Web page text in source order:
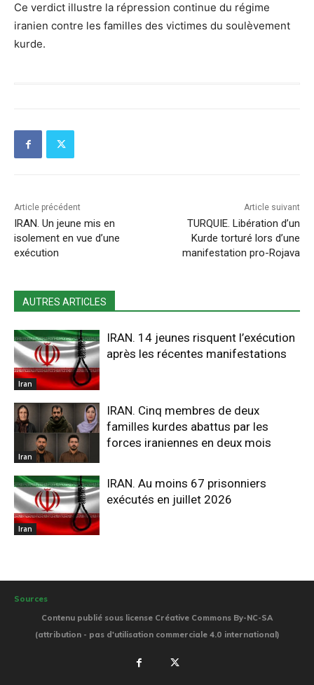
Ce verdict illustre la répression continue du régime
iranien contre les familles des victimes du soulèvement
kurde.
Article précédent
IRAN. Un jeune mis en
isolement en vue d’une
exécution
Article suivant
TURQUIE. Libération d’un
Kurde torturé lors d’une
manifestation pro-Rojava
AUTRES ARTICLES
Iran
IRAN. 14 jeunes risquent l’exécution
après les récentes manifestations
Iran
IRAN. Cinq membres de deux
familles kurdes abattus par les
forces iraniennes en deux mois
Iran
IRAN. Au moins 67 prisonniers
exécutés en juillet 2026
Sources
Contenu publié sous license Créative Commons By-NC-SA
(attribution - pas d'utilisation commerciale 4.0 international)